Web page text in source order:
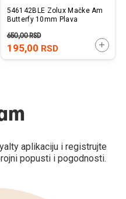
U KORPU
546142BLE Zolux Mačke Am
Butterfy 10mm Plava
195,00 RSD
650,00RSD
aplikaciju i registrujte
popusti i pogodnosti.